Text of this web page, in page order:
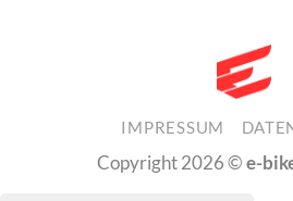
IMPRESSUM
Copyright 2026 ©e-